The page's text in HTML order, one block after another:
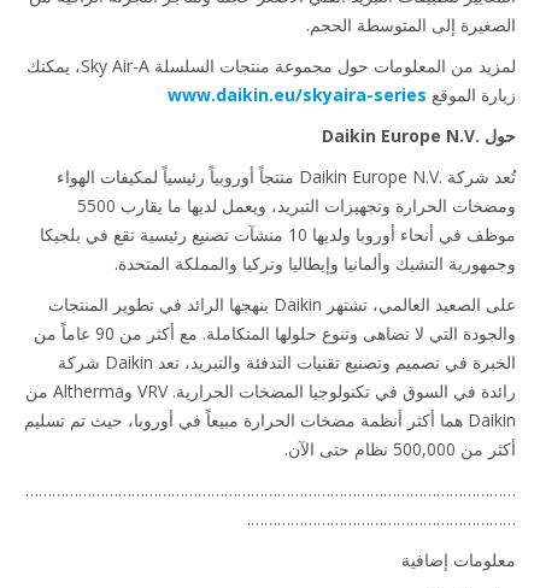
إلى المتوسطة الحجم.
لمزيد من المعلومات حول مجموعة منتجات السلسلة Sky Air-A، يمكنك
الموقعwww.daikin.eu/skyaira-series
تُعد شركة Daikin Europe N.V.‎ منتجاً أوروبياً رئيسياً لمكيفات الهواء
ومضخات الحرارة وتجهيزات التبريد، ويعمل لديها ما يقارب 5500
موظف في أنحاء أوروبا ولديها 10 منشآت تصنيع رئيسية تقع في بلجيكا
التشيك وألمانيا وإيطاليا وتركيا والمملكة المتحدة.
على الصعيد العالمي، تشتهر Daikin بنهجها الرائد في تطوير المنتجات
والجودة التي لا تضاهى وتنوع حلولها المتكاملة. مع أكثر من 90 عاماً من
الخبرة في تصميم وتصنيع تقنيات التدفئة والتبريد، تعد Daikin شركة
رائدة في السوق في تكنولوجيا المضخات الحرارية. VRV وAltherma من
Daikin هما أكثر أنظمة مضخات الحرارة مبيعاً في أوروبا، حيث تم تسليم
نظام حتى الآن.
إضافية